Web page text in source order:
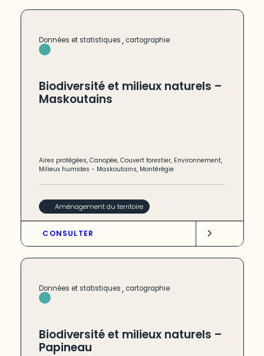
Données et statistiques, cartographie
Biodiversité et milieux naturels –
Maskoutains
Aires protégées,Canopée,Couvert forestier, Environnement,
Milieux humides - Maskoutains, Montérégie
Aménagement du territoire
CONSULTER
Données et statistiques, cartographie
Biodiversité et milieux naturels –
Papineau